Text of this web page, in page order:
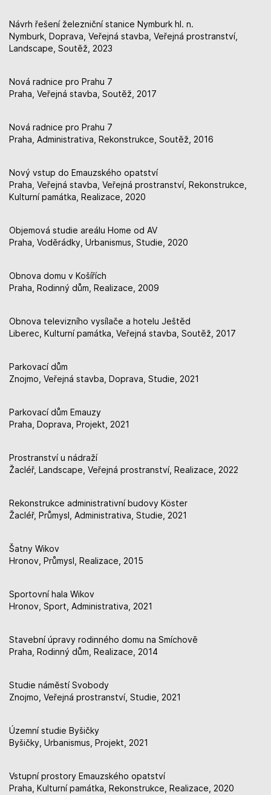
Návrh řešení železniční stanice Nymburk hl. n.
Nymburk, Doprava, Veřejná stavba, Veřejná prostranství,
Landscape, Soutěž, 2023
Nová radnice pro Prahu 7
Praha, Veřejná stavba, Soutěž, 2017
Nová radnice pro Prahu 7
Praha, Administrativa, Rekonstrukce, Soutěž, 2016
Nový vstup do Emauzského opatství
Praha, Veřejná stavba, Veřejná prostranství, Rekonstrukce,
Kulturní památka, Realizace, 2020
Objemová studie areálu Home od AV
Praha, Voděrádky, Urbanismus, Studie, 2020
Obnova domu v Košířích
Praha, Rodinný dům, Realizace, 2009
Obnova televizního vysílače a hotelu Ještěd
Liberec, Kulturní památka, Veřejná stavba, Soutěž, 2017
Parkovací dům
Znojmo, Veřejná stavba, Doprava, Studie, 2021
Parkovací dům Emauzy
Praha, Doprava, Projekt, 2021
Prostranství u nádraží
Žacléř, Landscape, Veřejná prostranství, Realizace, 2022
Rekonstrukce administrativní budovy Köster
Žacléř, Průmysl, Administrativa, Studie, 2021
Šatny Wikov
Hronov, Průmysl, Realizace, 2015
Sportovní hala Wikov
Hronov, Sport, Administrativa, 2021
Stavební úpravy rodinného domu na Smíchově
Praha, Rodinný dům, Realizace, 2014
Studie náměstí Svobody
Znojmo, Veřejná prostranství, Studie, 2021
Územní studie Byšičky
Byšičky, Urbanismus, Projekt, 2021
Vstupní prostory Emauzského opatství
Praha, Kulturní památka, Rekonstrukce, Realizace, 2020